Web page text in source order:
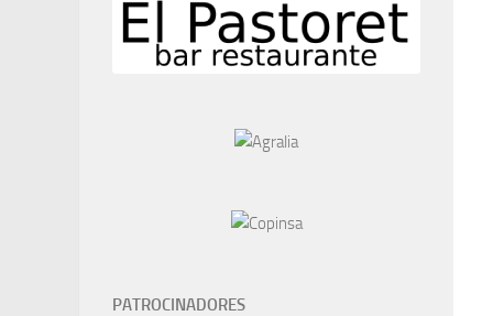
PATROCINADORES